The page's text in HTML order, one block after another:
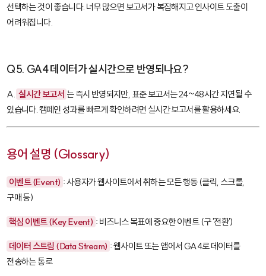
선택하는 것이 좋습니다. 너무 많으면 보고서가 복잡해지고 인사이트 도출이
어려워집니다.
Q5. GA4 데이터가 실시간으로 반영되나요?
A. 실시간 보고서 는 즉시 반영되지만, 표준 보고서는 24~48시간 지연될 수
있습니다. 캠페인 성과를 빠르게 확인하려면 실시간 보고서를 활용하세요.
용어 설명 (Glossary)
이벤트 (Event) : 사용자가 웹사이트에서 취하는 모든 행동 (클릭, 스크롤,
구매 등)
핵심 이벤트 (Key Event) : 비즈니스 목표에 중요한 이벤트 (구 '전환')
데이터 스트림 (Data Stream) : 웹사이트 또는 앱에서 GA4로 데이터를
전송하는 통로